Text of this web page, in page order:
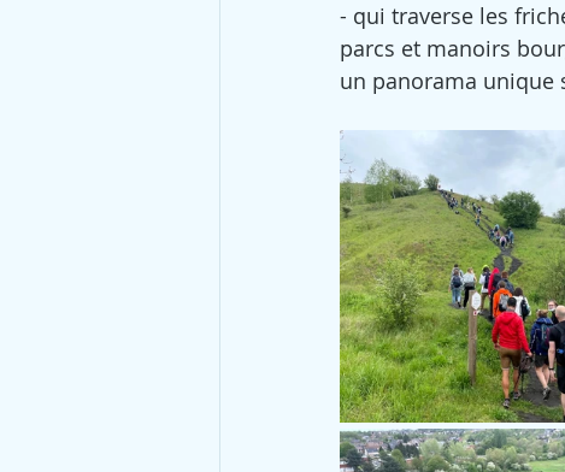
- qui traverse les
parcs et manoirs
un panorama unique